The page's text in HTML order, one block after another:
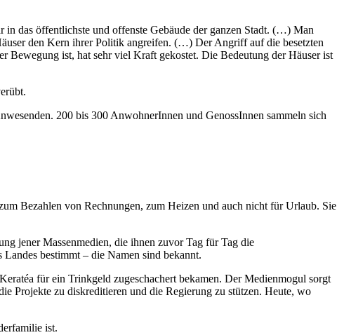
in das öffentlichste und offenste Gebäude der ganzen Stadt. (…) Man
den Kern ihrer Politik angreifen. (…) Der Angriff auf die besetzten
Bewegung ist, hat sehr viel Kraft gekostet. Die Bedeutung der Häuser ist
200 bis 300 AnwohnerInnen und GenossInnen sammeln sich
Bezahlen von Rechnungen, zum Heizen und auch nicht für Urlaub. Sie
jener Massenmedien, die ihnen zuvor Tag für Tag die
bestimmt – die Namen sind bekannt.
für ein Trinkgeld zugeschachert bekamen. Der Medienmogul sorgt
Projekte zu diskreditieren und die Regierung zu stützen. Heute, wo
ist.